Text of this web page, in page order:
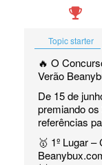
Topic starter
🔥 O
Verão
De 15 de
premiando
referências
🥇 1º Lugar